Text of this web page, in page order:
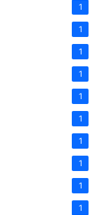
1
1
1
1
1
1
1
1
1
1